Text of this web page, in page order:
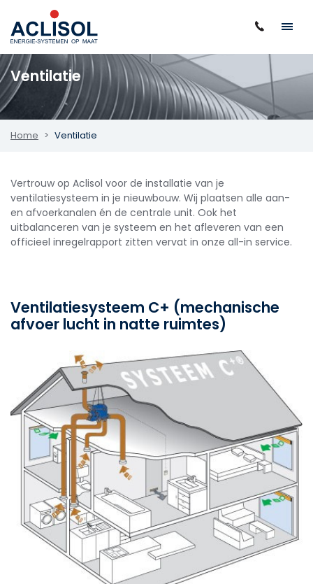
Ventilatie
Home Ventilatie
Vertrouw op Aclisol voor de installatie van je
ventilatiesysteem in je nieuwbouw. Wij plaatsen alle aan-
en afvoerkanalen én de centrale unit. Ook het
uitbalanceren van je systeem en het afleveren van een
officieel inregelrapport zitten vervat in onze all-in service.
Ventilatiesysteem C+ (mechanische
afvoer lucht in natte ruimtes)